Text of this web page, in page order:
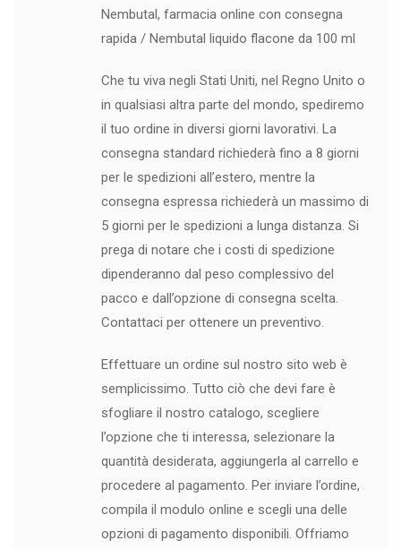
Nembutal, farmacia online con consegna
rapida / Nembutal liquido flacone da 100 ml
Che tu viva negli Stati Uniti, nel Regno Unito o
in qualsiasi altra parte del mondo, spediremo
il tuo ordine in diversi giorni lavorativi. La
consegna standard richiederà fino a 8 giorni
per le spedizioni all’estero, mentre la
consegna espressa richiederà un massimo di
5 giorni per le spedizioni a lunga distanza. Si
prega di notare che i costi di spedizione
dipenderanno dal peso complessivo del
pacco e dall’opzione di consegna scelta.
Contattaci per ottenere un preventivo.
Effettuare un ordine sul nostro sito web è
semplicissimo. Tutto ciò che devi fare è
sfogliare il nostro catalogo, scegliere
l’opzione che ti interessa, selezionare la
quantità desiderata, aggiungerla al carrello e
procedere al pagamento. Per inviare l’ordine,
compila il modulo online e scegli una delle
opzioni di pagamento disponibili. Offriamo